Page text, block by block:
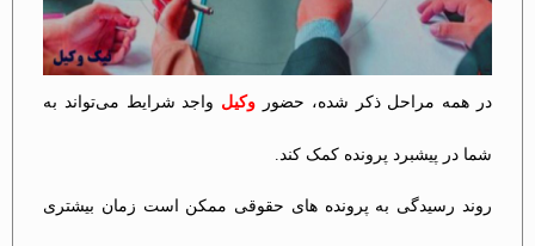
در همه مراحل ذکر شده، حضور وکیل واجد شرایط می‌تواند به
شما در پیشبرد پرونده کمک کند.
روند رسیدگی به پرونده های حقوقی ممکن است زمان بیشتری